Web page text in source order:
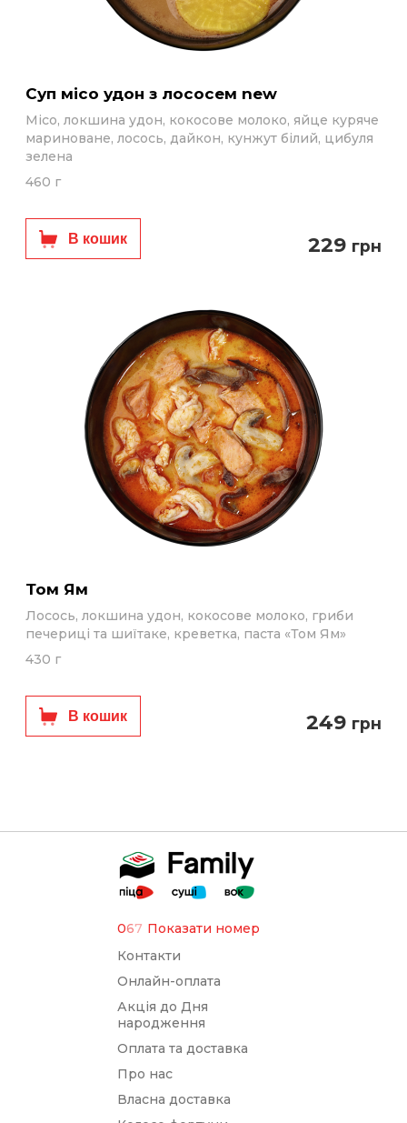
Суп місо удон з лососем new
Місо, локшина удон, кокосове молоко, яйце куряче
мариноване, лосось, дайкон, кунжут білий, цибуля
зелена
460 г
В кошик 229 грн
Том Ям
Лосось, локшина удон, кокосове молоко, гриби
печериці та шиїтаке, креветка, паста «Том Ям»
430 г
В кошик 249 грн
067 Показати номер
Контакти
Онлайн-оплата
Акція до Дня
народження
Оплата та доставка
Про нас
Власна доставка